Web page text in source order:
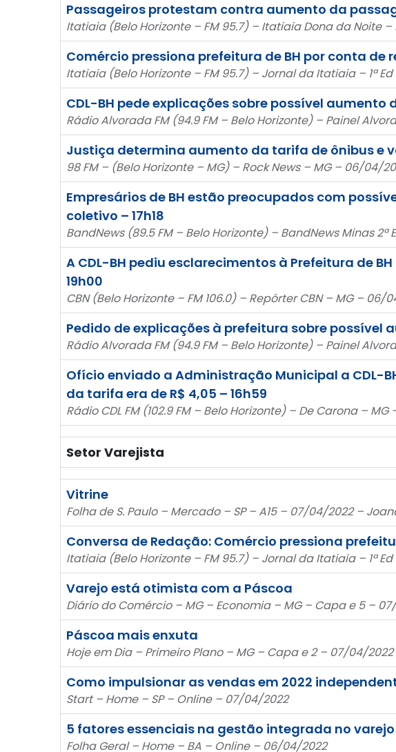
Passageiros protestam contra aumento da
Itatiaia (Belo Horizonte – FM 95.7) – Itatiaia Dona da Noite
Comércio pressiona prefeitura de BH por conta de
Itatiaia (Belo Horizonte – FM 95.7) – Jornal da Itatiaia – 1ª
CDL-BH pede explicações sobre possível
Rádio Alvorada FM (94.9 FM – Belo Horizonte) – Painel
Justiça determina aumento da tarifa de ônibus e
98 FM – (Belo Horizonte – MG) – Rock News – MG – 06/04/
Empresários de BH estão preocupados com
coletivo – 17h18
BandNews (89.5 FM – Belo Horizonte) – BandNews Minas
A CDL-BH pediu esclarecimentos à Prefeitura de
19h00
CBN (Belo Horizonte – FM 106.0) – Repórter CBN – MG – 06/
Pedido de explicações à prefeitura sobre possível
Rádio Alvorada FM (94.9 FM – Belo Horizonte) – Painel
Ofício enviado a Administração Municipal a CDL-
da tarifa era de R$ 4,05 – 16h59
Rádio CDL FM (102.9 FM – Belo Horizonte) – De Carona –
Setor Varejista
Vitrine
Folha de S. Paulo – Mercado – SP – A15 – 07/04/2022 –
Conversa de Redação: Comércio pressiona
Itatiaia (Belo Horizonte – FM 95.7) – Jornal da Itatiaia – 1ª
Varejo está otimista com a Páscoa
Diário do Comércio – MG – Economia – MG – Capa e 5 –
Páscoa mais enxuta
Hoje em Dia – Primeiro Plano – MG – Capa e 2 – 07/04/
Como impulsionar as vendas em 2022
Start – Home – SP – Online – 07/04/2022
5 fatores essenciais na gestão integrada no varejo
Folha Geral – Home – BA – Online – 06/04/2022